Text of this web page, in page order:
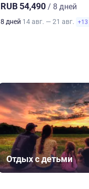
RUB 54,490 / 8 дней
8 дней 14 авг. — 21 авг. +13
Отдых с детьми